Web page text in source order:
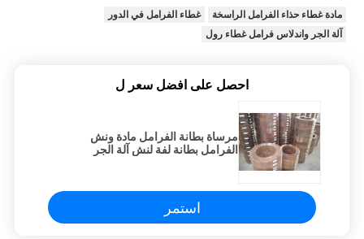
مادة غطاء حذاء الفرامل الراسخة
غطاء الفرامل في الدور
آلة الجر واندلاس فرامل غطاء رول
احصل على افضل سعر ل
مرساة بطانة الفرامل مادة ونش
الفرامل بطانة لفة لنش آلة الجر
استمر